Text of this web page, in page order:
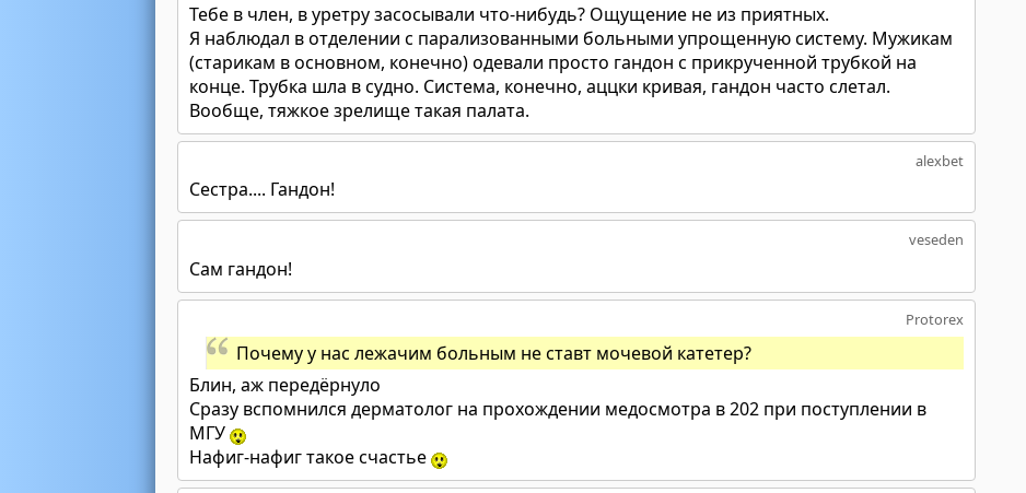
Тебе в член, в уретру засосывали что-нибудь? Ощущение не из приятных.
Я наблюдал в отделении с парализованными больными упрощенную систему. Мужикам
(старикам в основном, конечно) одевали просто гандон с прикрученной трубкой на
конце. Трубка шла в судно. Система, конечно, аццки кривая, гандон часто слетал.
Вообще, тяжкое зрелище такая палата.
alexbet
Сестра.... Гандон!
veseden
Сам гандон!
Protorex
Почему у нас лежачим больным не ставт мочевой катетер?
Блин, аж передёрнуло
Сразу вспомнился дерматолог на прохождении медосмотра в 202 при поступлении в
МГУ
Нафиг-нафиг такое счастье